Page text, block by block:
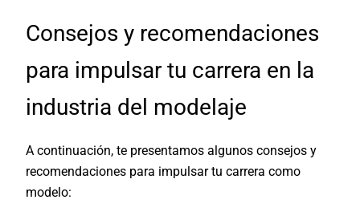
Consejos y recomendaciones
para impulsar tu carrera en la
industria del modelaje
A continuación, te presentamos algunos consejos y
recomendaciones para impulsar tu carrera como
modelo: